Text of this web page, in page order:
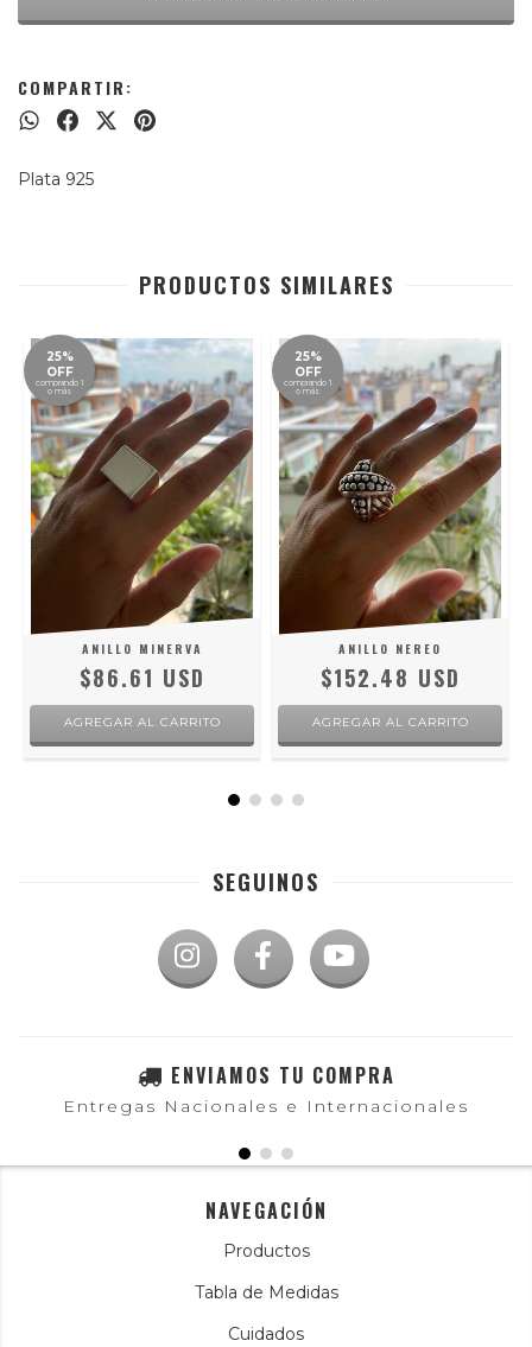
COMPARTIR:
Plata 925
PRODUCTOS SIMILARES
25%
OFF
comprando 1
o más
ANILLO MINERVA
$86.61 USD
AGREGAR AL CARRITO
25%
OFF
comprando 1
o más
ANILLO NEREO
$152.48 USD
AGREGAR AL CARRITO
SEGUINOS
ENVIAMOS TU COMPRA
Entregas Nacionales e Internacionales
NAVEGACIÓN
Productos
Tabla de Medidas
Cuidados